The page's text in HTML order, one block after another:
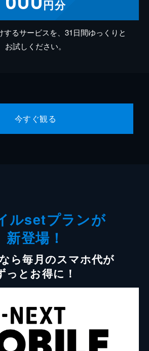
円分
するサービスを、31日間ゆっくりと
お試しください。
今すぐ観る
ルsetプランが
新登場！
ら毎月のスマホ代が
っとお得に！